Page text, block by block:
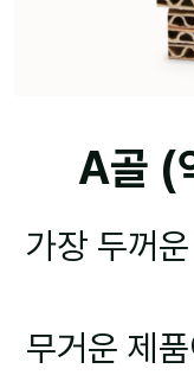
A골
가장 두꺼
무거운 제